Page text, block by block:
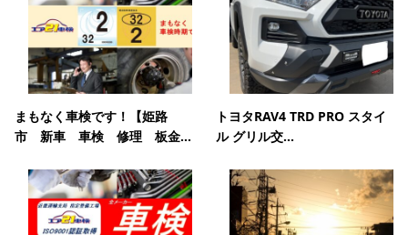
まもなく車検です！【姫路
市 新車 車検 修理 板金...
トヨタRAV4 TRD PRO スタイ
ル グリル交...